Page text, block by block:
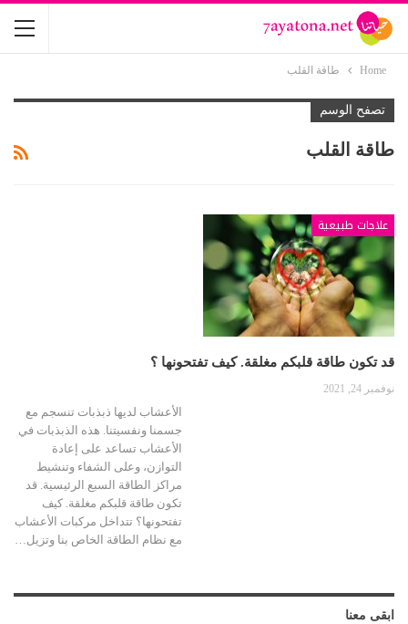
Home طاقة القلب
تصفح الوسم
طاقة القلب
علاجات طبيعية
قد تكون طاقة قلبكم مغلقة. كيف تفتحونها ؟
نوفمبر 24, 2021
الأعشاب لديها ذبذبات تنسجم مع
جسمنا ونفسيتنا. هذه الذبذبات في
الأعشاب تساعد على إعادة
التوازن، وعلى الشفاء وتنشيط
مراكز الطاقة السبع الرئيسية. قد
تكون طاقة قلبكم مغلقة. كيف
تفتحونها؟ تتداخل مركبات الأعشاب
مع نظام الطاقة الخاص بنا وتزيل…
ابقى معنا